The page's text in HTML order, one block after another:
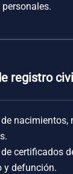
registro
nacimientos,
certificados
y defunción.